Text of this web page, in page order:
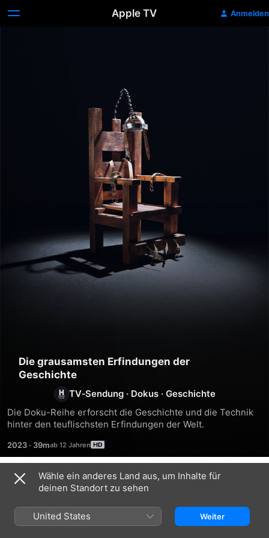
Apple TV Anmelden
Die grausamsten Erfindungen der
Geschichte
TV‑Sendung · Dokus · Geschichte
Die Doku-Reihe erforscht die Geschichte und die Technik
hinter den teuflischsten Erfindungen der Welt.
2023 · 39m
Staffel 1
Wähle ein anderes Land aus, um Inhalte für
deinen Standort zu sehen
United States Weiter